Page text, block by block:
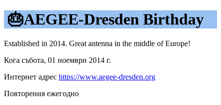
🎂AEGEE-Dresden Birthday
Established in 2014. Great antenna in the middle of Europe!
Кога събота, 01 ноември 2014 г.
Интернет адрес https://www.aegee-dresden.org
Повторения ежегодно